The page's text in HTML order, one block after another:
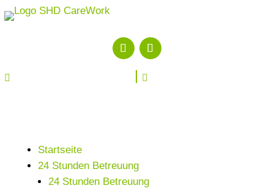
 
Startseite
24 Stunden Betreuung
24 Stunden Betreuung